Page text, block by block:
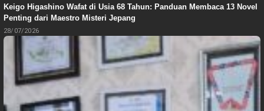
Keigo Higashino Wafat di Usia 68 Tahun: Panduan Membaca 13 Novel
Penting dari Maestro Misteri Jepang
28/07/2026